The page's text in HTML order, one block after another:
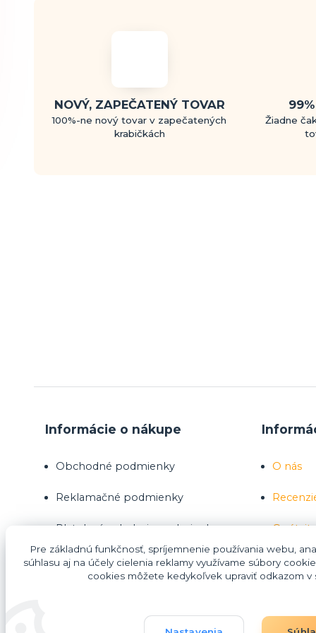
NOVÝ, ZAPEČATENÝ TOVAR
100%-ne nový tovar v zapečatených
krabičkách
Žiadne
Informácie o nákupe
Obchodné podmienky
Reklamačné podmienky
Platobné a dodacie podmienky
Ako nakupovať
O nás
Pre základnú funkčnosť, spríjemnenie používania webu,
súhlasu aj na účely cielenia reklamy využívame súbory
cookies môžete kedykoľvek upraviť odkazom v